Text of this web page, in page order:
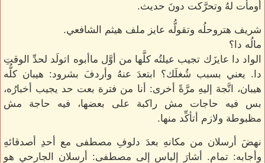
أومأت لهُ وتحرَّكت دونَ حديث.
شريف هتروحلُه وتقولُّه عايز ملف هيثم الشافعي.
مالُه دا؟
الواد دا عايزَك تجيب عيلتُه كلَّها من أوَّل ماأبوه اتولَد لحدِّ الوقتِ
دا. يعني بسبب شُغلَك؟ ابتعدَ عنهُ وأردفَ بشرود: هيبان كلُّه
هيبان، اتَّجهَ إليهِ مرَّةً أخرى: أنا من فترة بعت حد يجيب أخبارُه،
بس فيه حاجات مش راكبة على بعضها، فيه حاجة مش
مظبوطة ولازم أتأكِّد منها.
نهضَ أرسلان من مكانهِ بعدَ دلوفِ مصطفى مع أحدِ أصدقائهِ
وأجابه: تمام. أشارَ إلياس إلى مصطفى: أرسلان الجارحي هو